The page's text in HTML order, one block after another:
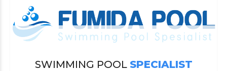
SWIMMING POOL SPECIALIST